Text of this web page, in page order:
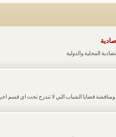
المحلية والدولية
قضايا الشباب التي لا تندرج تحت اي قسم اخر